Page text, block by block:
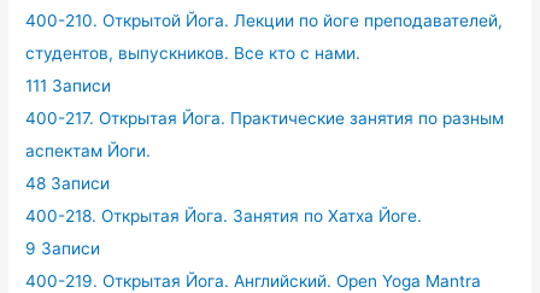
400-210. Открытой Йога. Лекции по йоге преподавателей,
студентов, выпускников. Все кто с нами.
111 Записи
400-217. Открытая Йога. Практические занятия по разным
аспектам Йоги.
48 Записи
400-218. Открытая Йога. Занятия по Хатха Йоге.
9 Записи
400-219. Открытая Йога. Английский. Open Yoga Mantra